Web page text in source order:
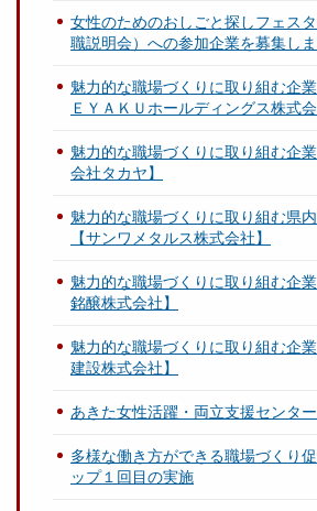
女性のためのおしごと探しフェス
職説明会）への参加企業を募集し
魅力的な職場づくりに取り組む企
ＥＹＡＫＵホールディングス株式会
魅力的な職場づくりに取り組む企
会社タカヤ】
魅力的な職場づくりに取り組む県
【サンワメタルス株式会社】
魅力的な職場づくりに取り組む企
銘醸株式会社】
魅力的な職場づくりに取り組む企
建設株式会社】
あきた女性活躍・両立支援センタ
多様な働き方ができる職場づくり
ップ１回目の実施